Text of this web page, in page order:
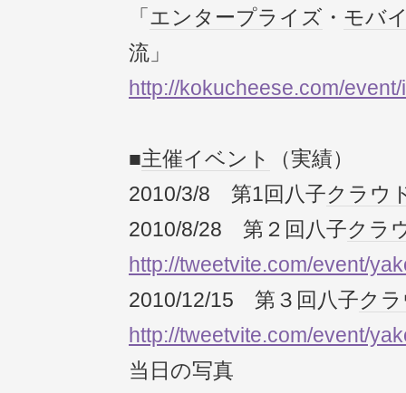
「 エンタープライズ ・ モバ
流」
http://kokucheese.com/
■主催イベント
（実績）
2010/3/8 第1回八子クラウ
2010/8/28 第２回八子クラ
http://tweetvite.com/event/
2010/12/15 第３回八子ク
http://tweetvite.com/event/
当日の写真